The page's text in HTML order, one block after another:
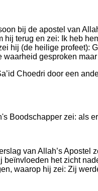
bij de apostel van
hij terug en zei: Ik heb
hij (de heilige profeet):
gesproken
Choedri door een
Boodschapper zei: als
van Allah’s
het zicht
waarop hij zei: Zij